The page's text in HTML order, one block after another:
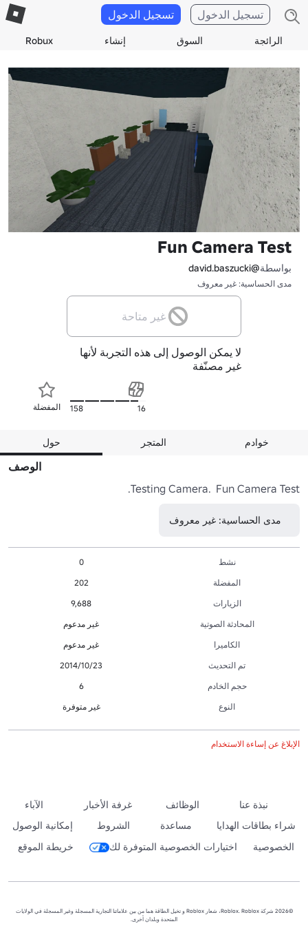
الرائجة السوق إنشاء Robux
تسجيل الدخول تسجيل الدخول
Fun Camera Test
بواسطة@david.baszucki
مدى الحساسية: غير معروف
غير متاحة
لا يمكن الوصول إلى هذه التجربة لأنها
غير مصنّفة
المفضلة 158 16
حول المتجر خوادم
الوصف
Testing Camera.  Fun Camera Test.
مدى الحساسية: غير معروف
نشط
0
المفضلة
202
الزيارات
9,688
المحادثة الصوتية
غير مدعوم
الكاميرا
غير مدعوم
تم التحديث
23‏/10‏/2014
حجم الخادم
6
النوع
غير متوفرة
الإبلاغ عن إساءة الاستخدام
نبذة عنا الوظائف غرفة الأخبار
الآباء
شراء بطاقات الهدايا
مساعدة الشروط
إمكانية الوصول
الخصوصية
اختيارات الخصوصية المتوفرة لك خريطة الموقع
©2026 شركة Roblox. Roblox، شعار Roblox و تخيل الطاقة هما من بين علاماتنا التجارية المسجلة وغير المسجلة في الولايات
المتحدة وبلدان أخرى.